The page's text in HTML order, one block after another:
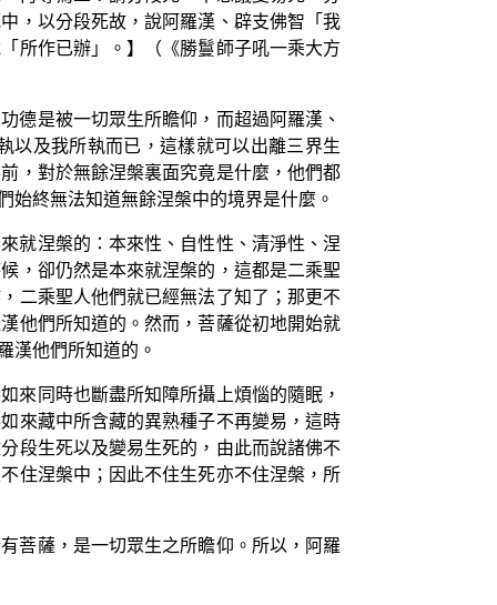
，以分段死故，說阿羅漢、辟支佛智「我
所作已辦」。】（《勝鬘師子吼一乘大方
德是被一切眾生所瞻仰，而超過阿羅漢、
以及我所執而已，這樣就可以出離三界生
，對於無餘涅槃裏面究竟是什麼，他們都
始終無法知道無餘涅槃中的境界是什麼。
就涅槃的：本來性、自性性、清淨性、涅
，卻仍然是本來就涅槃的，這都是二乘聖
二乘聖人他們就已經無法了知了；那更不
他們所知道的。然而，菩薩從初地開始就
漢他們所知道的。
來同時也斷盡所知障所攝上煩惱的隨眠，
來藏中所含藏的異熟種子不再變易，這時
段生死以及變易生死的，由此而說諸佛不
住涅槃中；因此不住生死亦不住涅槃，所
菩薩，是一切眾生之所瞻仰。所以，阿羅